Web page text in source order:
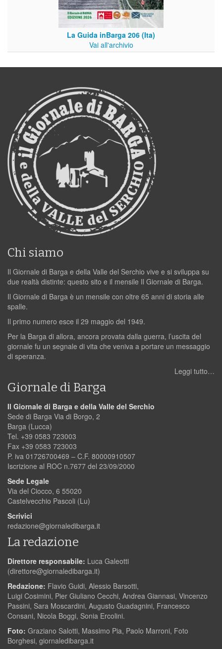
La Guida inBarga 206 (Ita)
Vai all'archivio
Chi siamo
Il Giornale di Barga e della Valle del Serchio vive e si sviluppa su
due realtà distinte: questo sito e il mensile Il Giornale di Barga.
Il Giornale di Barga è un mensile con oltre 65 anni di storia alle
spalle.
Il primo numero esce il 29 maggio del 1949.
Per la Barga di allora, ancora provata dalla guerra, l’uscita del
giornale fu un segnale di vita che veniva a portare un messaggio
di speranza.
Leggi tutto…
Giornale di Barga
Il Giornale di Barga e della Valle del Serchio
Sede di Barga Via di Borgo, 2
Barga (Lucca)
Tel. +39 0583 723003
Fax +39 0583 723003
P. iva 01726700469 – C.F. 80000910507
Iscrizione al ROC n.7677 del 23/09/2000
Sede Legale
Via del Ciocco, 6 55020
Castelvecchio Pascoli (Lu)
Scrivici
redazione@giornaledibarga.it
La redazione
Direttore responsabile: Luca Galeotti
(direttore@giornaledibarga.it)
Redazione: Flavio Guidi, Alessio Barsotti,
Luigi Cosimini, Pier Giuliano Cecchi, Andrea Giannasi, Vincenzo
Passini, Sara Moscardini, Augusto Guadagnini, Francesco
Consani, Nicola Boggi, Sonia Ercolini.
Foto: Graziano Salotti, Massimo Pia, Paolo Marroni, Foto
Borghesi, giornaledibarga.it